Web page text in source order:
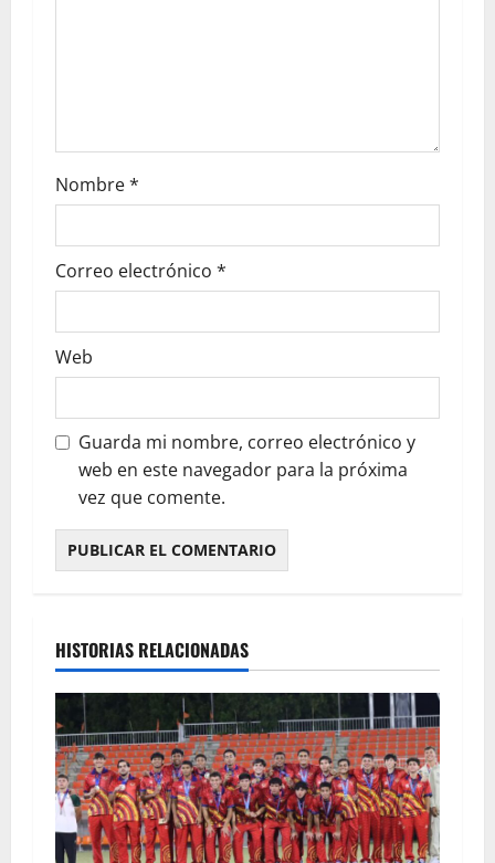
Nombre*
Correo electrónico *
Web
Guarda mi nombre, correo electrónico y
web en este navegador para la próxima
vez que comente.
HISTORIAS RELACIONADAS